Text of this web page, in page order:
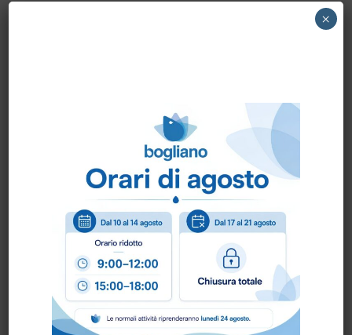
Come ordinare?
Puoi ordinare chiamando al 0172 478161oppure
scrivendo una mail ainfo@bogliano.it.
Per ogni informazione siamo a disposizione.
COLORE:BLU,GENERICA
×